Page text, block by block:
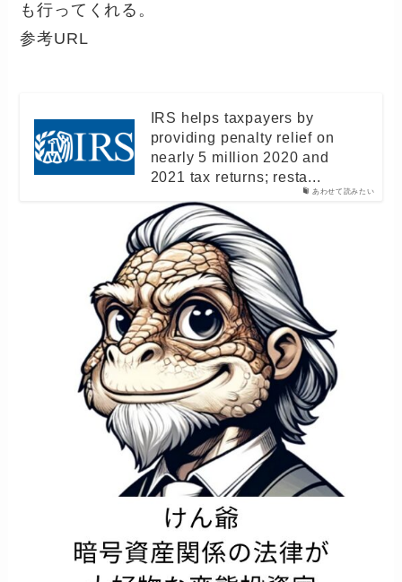
も行ってくれる。
参考URL
あわせて読みたい
IRS helps taxpayers by
providing penalty relief on
nearly 5 million 2020 and
2021 tax returns; resta...